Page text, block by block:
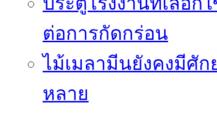
ต่อการกัดกร่อน
ไม้เมลามีนยังคงมีศั
หลาย